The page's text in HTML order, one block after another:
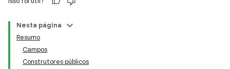
Nesta página
Resumo
Campos
Construtores públicos